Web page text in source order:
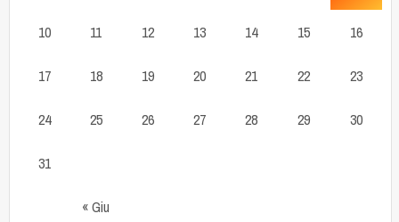
« Giu
10 11 12 13 14 15 16
17 18 19 20 21 22 23
24 25 26 27 28 29 30
31